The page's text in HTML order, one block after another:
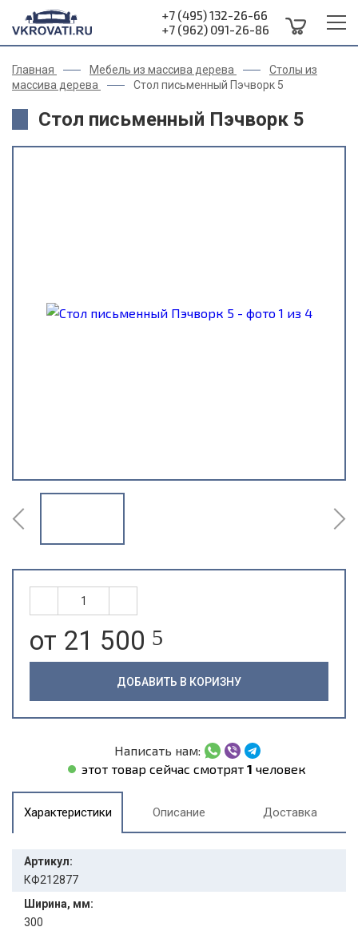
+7 (495) 132-26-66
+7 (962) 091-26-86
Главная Мебель из массива дерева
Столы из
массива дерева
Стол письменный Пэчворк 5
Стол письменный Пэчворк 5
от 21 500 5
ДОБАВИТЬ В КОРИЗНУ
Написать нам:
этот товар сейчас смотрят 1 человек
Характеристики Описание Доставка
Артикул:
КФ212877
Ширина, мм:
300